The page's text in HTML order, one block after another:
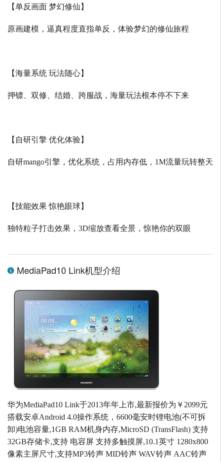
【单反画面 梦幻修仙】
原画建模，逼真程度直指单反，体验梦幻的修仙旅程
【海量系统 玩法随心】
押镖、双修、结婚、跨服战，海量玩法根本停不下来
【自研引擎 优化体验】
自研mango引擎，优化系统，占用内存低， 1M流量玩转整天
【技能效果 惊艳眼球】
独特粒子打击效果， 3D缩放查看全景，惊艳你的双眼
MediaPad10 Link机型介绍
华为MediaPad10 Link于2013年年上市,最新报价为￥2099元
搭载安卓Android 4.0操作系统，6600毫安时锂电池(不可拆
卸)电池容量,1GB RAM机身内存,MicroSD (TransFlash) 支持
32GB存储卡,支持 电容屏 支持多触摸屏,10.1英寸 1280x800
像素主屏尺寸,支持MP3铃声 MID铃声 WAV铃声 AAC铃声